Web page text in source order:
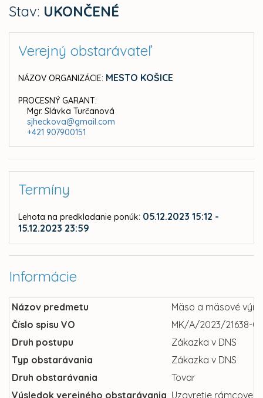
Stav: UKONČENÉ
Verejný obstarávateľ
NÁZOV ORGANIZÁCIE: MESTO KOŠICE
PROCESNÝ GARANT:
Mgr. Slávka Turčanová
sjheckova@gmail.com
+421 907900151
Termíny
Lehota na predkladanie ponúk: 05.12.2023 15:12 -
15.12.2023 23:59
Informácie
Názov predmetu
Mäso a mäsové
Číslo spisu VO
MK/A/2023/21638-
Druh postupu
Zákazka v DNS
Typ obstarávania
Zákazka v DNS
Druh obstarávania
Tovar
Výsledok verejného obstarávania Uzavretie rámcovej